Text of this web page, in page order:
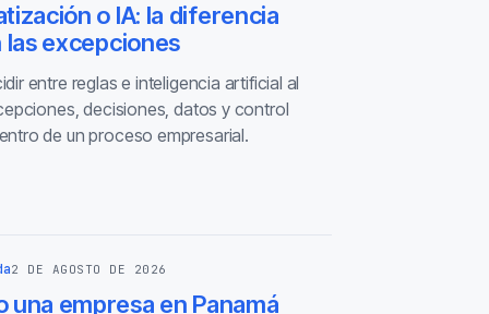
o IA: la diferencia
las excepciones
entre reglas e inteligencia artificial al
decisiones, datos y control
de un proceso empresarial.
2 DE AGOSTO DE 2026
una empresa en Panamá